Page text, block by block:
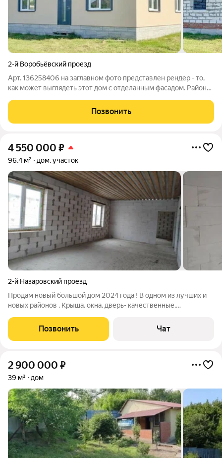
2-й Воробьёвский проезд
Арт. 136258406 на заглавном фото представлен рендер - то,
как может выглядеть этот дом с отделанным фасадом. Район
строятся новые. Дороги становятся все лучше, основные
заасфальтированы,
Позвонить
4 550 000 ₽
96,4 м² дом, участок
2-й Назаровский проезд
Продам новый большой дом 2024 года ! В одном из лучших и
новых районов . Крыша, окна, дверь- качественные.
свой вкус и потребности обустроят его , 6 сот земли. Рядом
новые дома , приветливые
Позвонить Чат
2 900 000 ₽
39 м² дом